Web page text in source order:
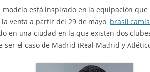
modelo está inspirado en la equipación
venta a partir del 29 de mayo, brasil
en una ciudad en la que existen dos
ser el caso de Madrid (Real Madrid y